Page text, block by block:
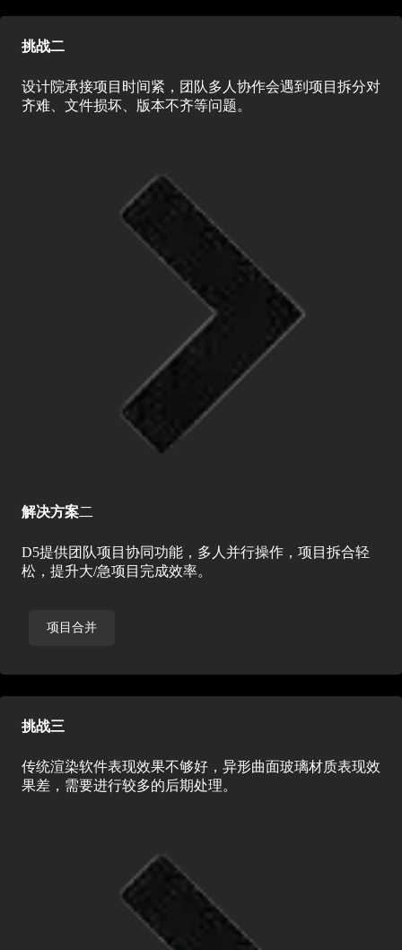
挑战二
设计院承接项目时间紧，团队多人协作会遇到项目拆分对
齐难、文件损坏、版本不齐等问题。
解决方案二
D5提供团队项目协同功能，多人并行操作，项目拆合轻
松，提升大/急项目完成效率。
项目合并
挑战三
传统渲染软件表现效果不够好，异形曲面玻璃材质表现效
果差，需要进行较多的后期处理。